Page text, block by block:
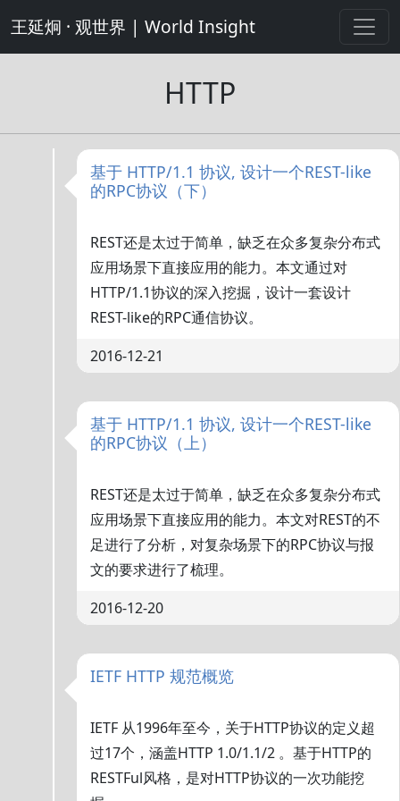
王延炯 · 观世界 | World Insight
HTTP
基于 HTTP/1.1 协议, 设计一个REST-like
的RPC协议（下）
REST还是太过于简单，缺乏在众多复杂分布式
应用场景下直接应用的能力。本文通过对
HTTP/1.1协议的深入挖掘，设计一套设计
REST-like的RPC通信协议。
2016-12-21
基于 HTTP/1.1 协议, 设计一个REST-like
的RPC协议（上）
REST还是太过于简单，缺乏在众多复杂分布式
应用场景下直接应用的能力。本文对REST的不
足进行了分析，对复杂场景下的RPC协议与报
文的要求进行了梳理。
2016-12-20
IETF HTTP 规范概览
IETF 从1996年至今，关于HTTP协议的定义超
过17个，涵盖HTTP 1.0/1.1/2 。基于HTTP的
RESTFul风格，是对HTTP协议的一次功能挖